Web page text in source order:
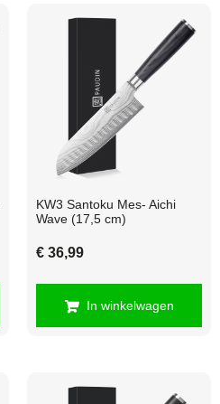
KW3 Santoku Mes- Aichi
Wave (17,5 cm)
€ 36,99
In winkelwagen